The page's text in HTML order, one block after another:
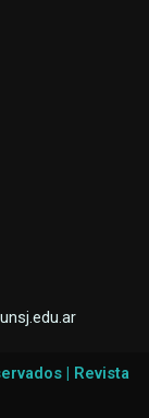
| Revista